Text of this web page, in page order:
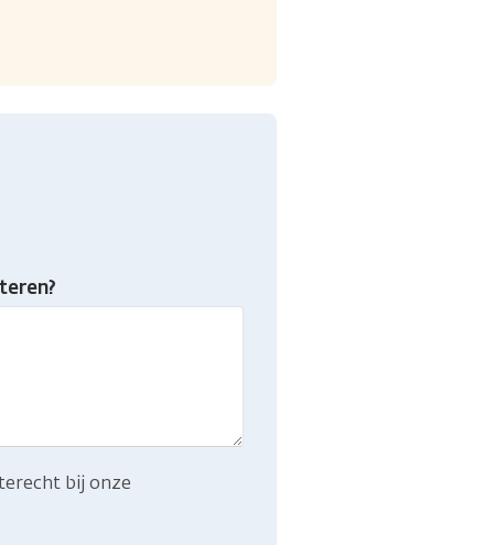
bij onze